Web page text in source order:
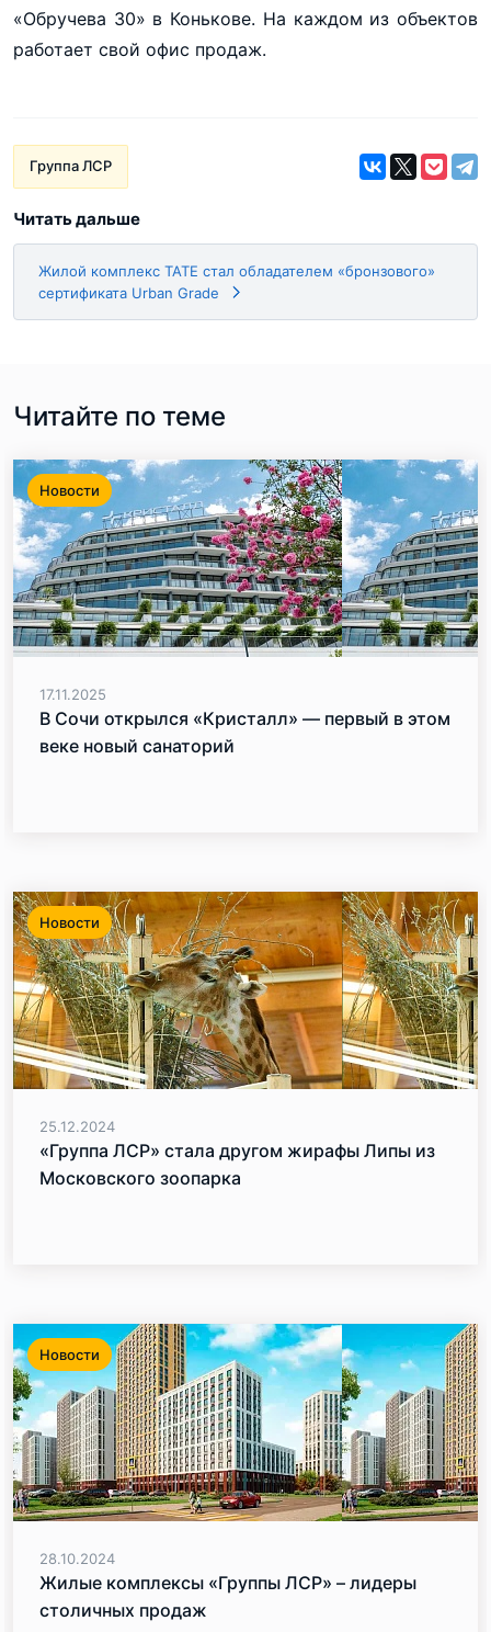
«Обручева 30» в Конькове. На каждом из объектов
работает свой офис продаж.
Группа ЛСР
Читать дальше
Жилой комплекс ТАТЕ стал обладателем «бронзового»
сертификата Urban Grade
Читайте по теме
Новости
17.11.2025
В Сочи открылся «Кристалл» — первый в этом
веке новый санаторий
Новости
25.12.2024
«Группа ЛСР» стала другом жирафы Липы из
Московского зоопарка
Новости
28.10.2024
Жилые комплексы «Группы ЛСР» – лидеры
столичных продаж